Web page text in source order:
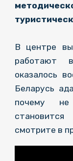
В центре
работают
оказалось
Беларусь
почему
смотрите в